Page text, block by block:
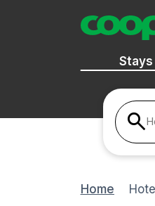
Stays
Home